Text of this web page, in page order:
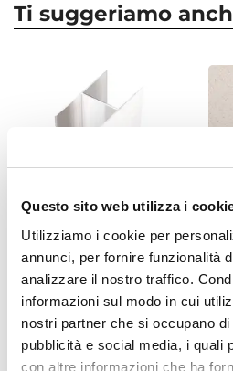
Questo sito web utilizza i
Utilizziamo i cookie per
annunci, per fornire funzionalità
analizzare il nostro traffico.
informazioni sul modo in cui
nostri partner che si occupano
pubblicità e social media, i quali
con altre informazioni che ha
assicurare una tolleranza di
fuorisquadro ed
Apertura
Dimensione
90 x 120 cm
Reversibile
Si
120 cm
117,5 cm
Profondità Da - A
90 cm|87,5 cm
Estensibile
Tramite profilo "Ebe" - € 58
Ti suggeriamo
CODICE:HPRF1
Profilo di estensione 3,5 - 6
cm per box doccia cromato
in alluminio - Ebe
€ 58,00 €